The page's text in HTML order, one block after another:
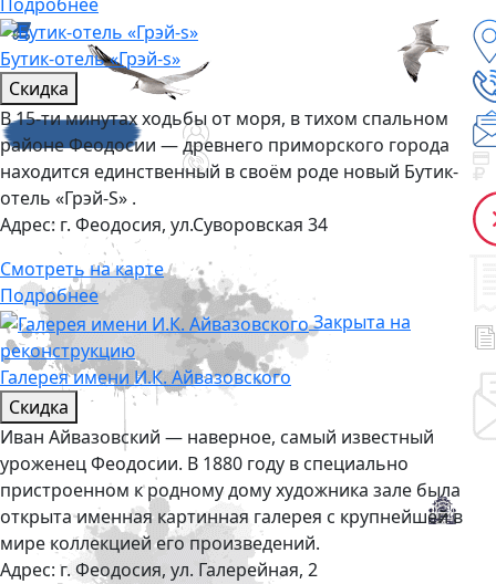
Бутик-отель «Грэй-s»
Скидка
В 15-ти минутах ходьбы от моря, в тихом спальном
районе Феодосии — древнего приморского города
находится единственный в своём роде новый Бутик-
отель «Грэй-S» .
Адрес: г. Феодосия, ул.Суворовская 34
Смотреть на карте
Подробнее
Закрыта на
реконструкцию
Галерея имени И.К. Айвазовского
Скидка
Иван Айвазовский — наверное, самый известный
уроженец Феодосии. В 1880 году в специально
пристроенном к родному дому художника зале была
открыта именная картинная галерея с крупнейшей в
мире коллекцией его произведений.
Адрес: г. Феодосия, ул. Галерейная, 2